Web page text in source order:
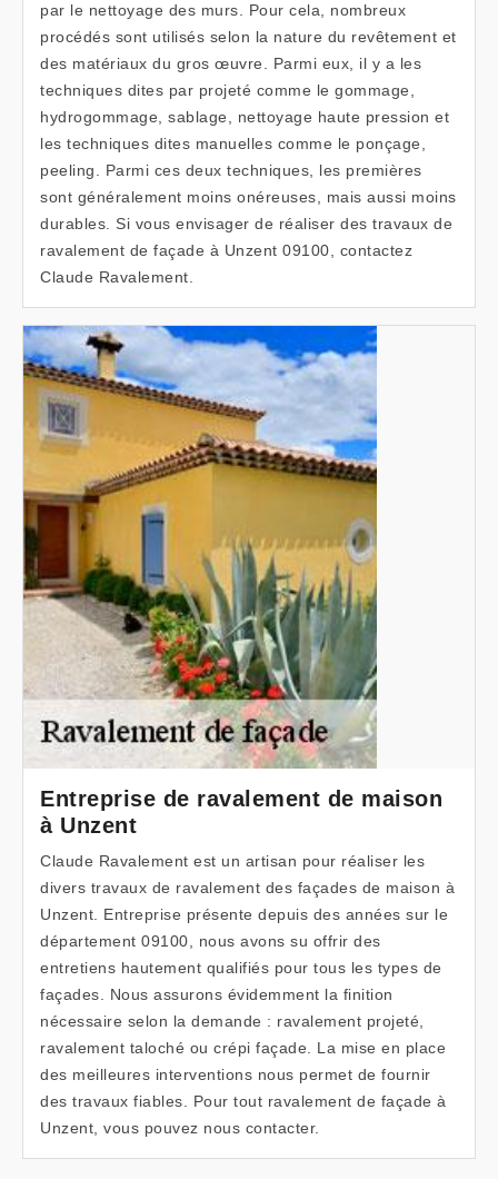
par le nettoyage des murs. Pour cela, nombreux
procédés sont utilisés selon la nature du revêtement et
des matériaux du gros œuvre. Parmi eux, il y a les
techniques dites par projeté comme le gommage,
hydrogommage, sablage, nettoyage haute pression et
les techniques dites manuelles comme le ponçage,
peeling. Parmi ces deux techniques, les premières
sont généralement moins onéreuses, mais aussi moins
durables. Si vous envisager de réaliser des travaux de
ravalement de façade à Unzent 09100, contactez
Claude Ravalement.
Entreprise de ravalement de maison
à Unzent
Claude Ravalement est un artisan pour réaliser les
divers travaux de ravalement des façades de maison à
Unzent. Entreprise présente depuis des années sur le
département 09100, nous avons su offrir des
entretiens hautement qualifiés pour tous les types de
façades. Nous assurons évidemment la finition
nécessaire selon la demande : ravalement projeté,
ravalement taloché ou crépi façade. La mise en place
des meilleures interventions nous permet de fournir
des travaux fiables. Pour tout ravalement de façade à
Unzent, vous pouvez nous contacter.